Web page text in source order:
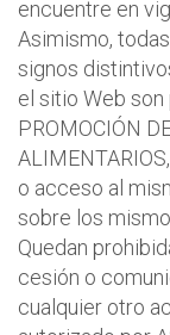
encuentre en
Asimismo,
signos
el sitio Web son
PROMOCIÓN
o acceso al
sobre los
Quedan
cesión o
cualquier otro